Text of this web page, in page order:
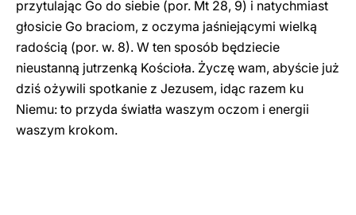
przytulając Go do siebie (por. Mt 28, 9) i natychmiast
głosicie Go braciom, z oczyma jaśniejącymi wielką
radością (por. w. 8). W ten sposób będziecie
nieustanną jutrzenką Kościoła. Życzę wam, abyście już
dziś ożywili spotkanie z Jezusem, idąc razem ku
Niemu: to przyda światła waszym oczom i energii
waszym krokom.